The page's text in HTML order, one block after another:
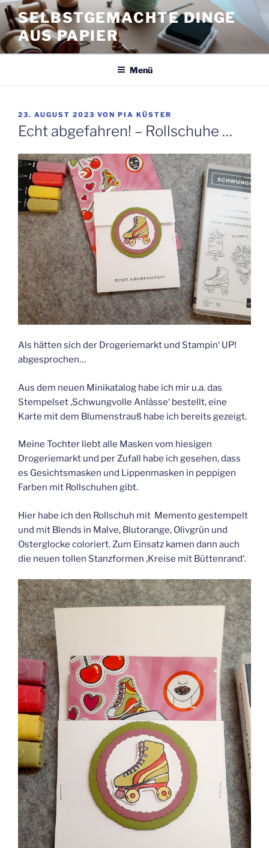
Zum
Inhalt
springen
SELBSTGEMACHTE DINGE
AUS PAPIER
Menü
VERÖFFENTLICHT
AM
23. AUGUST 2023 VON PIA KÜSTER
Echt abgefahren! – Rollschuhe …
Als hätten sich der Drogeriemarkt und Stampin‘ UP!
abgesprochen…
Aus dem neuen Minikatalog habe ich mir u.a. das
Stempelset ‚Schwungvolle Anlässe‘ bestellt, eine
Karte mit dem Blumenstrauß habe ich bereits gezeigt.
Meine Tochter liebt alle Masken vom hiesigen
Drogeriemarkt und per Zufall habe ich gesehen, dass
es Gesichtsmasken und Lippenmasken in peppigen
Farben mit Rollschuhen gibt.
Hier habe ich den Rollschuh mit Memento gestempelt
und mit Blends in Malve, Blutorange, Olivgrün und
Osterglocke coloriert. Zum Einsatz kamen dann auch
die neuen tollen Stanzformen ‚Kreise mit Büttenrand‘.